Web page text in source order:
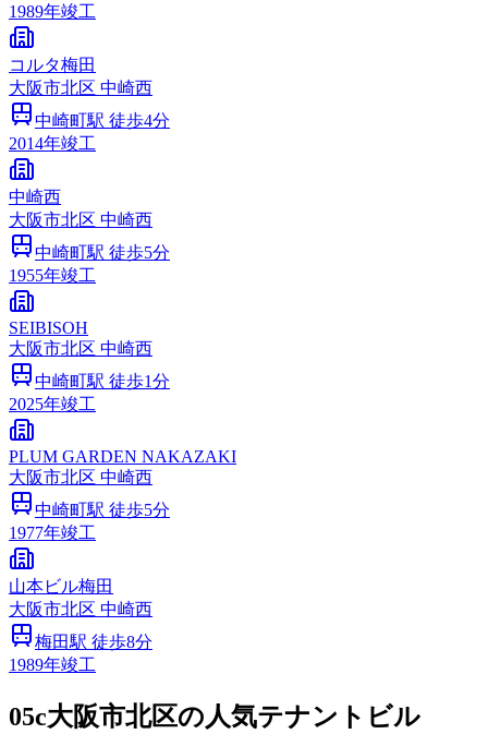
1989年竣工
コルタ梅田
大阪市北区 中崎西
中崎町駅 徒歩4分
2014年竣工
中崎西
大阪市北区 中崎西
中崎町駅 徒歩5分
1955年竣工
SEIBISOH
大阪市北区 中崎西
中崎町駅 徒歩1分
2025年竣工
PLUM GARDEN NAKAZAKI
大阪市北区 中崎西
中崎町駅 徒歩5分
1977年竣工
山本ビル梅田
大阪市北区 中崎西
梅田駅 徒歩8分
1989年竣工
05c大阪市北区の人気テナントビル